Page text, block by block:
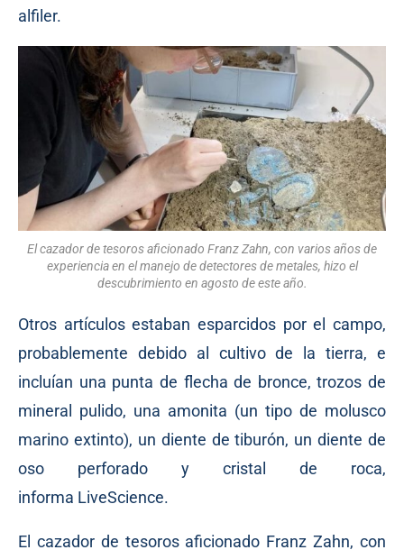
alfiler.
El cazador de tesoros aficionado Franz Zahn, con varios años de
experiencia en el manejo de detectores de metales, hizo el
descubrimiento en agosto de este año.
Otros artículos estaban esparcidos por el campo,
probablemente debido al cultivo de la tierra, e
incluían una punta de flecha de bronce, trozos de
mineral pulido, una amonita (un tipo de molusco
marino extinto), un diente de tiburón, un diente de
oso perforado y cristal de roca,
informa LiveScience.
El cazador de tesoros aficionado Franz Zahn, con